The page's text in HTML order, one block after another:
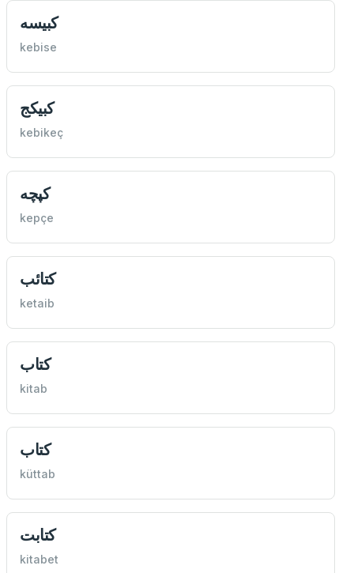
كبيسه
kebise
كبيكج
kebikeç
كپچه
kepçe
كتائب
ketaib
كتاب
kitab
كتاب
küttab
كتابت
kitabet